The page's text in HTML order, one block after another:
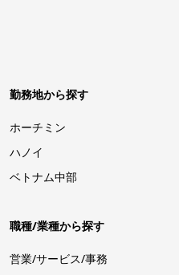
勤務地から探す
ホーチミン
ハノイ
ベトナム中部
職種/業種から探す
営業/サービス/事務